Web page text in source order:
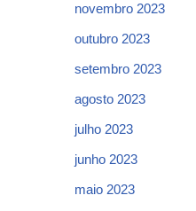
novembro 2023
outubro 2023
setembro 2023
agosto 2023
julho 2023
junho 2023
maio 2023